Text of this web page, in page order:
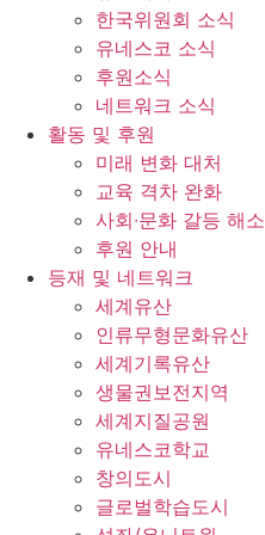
한국위원회 소식
유네스코 소식
후원소식
네트워크 소식
활동 및 후원
미래 변화 대처
교육 격차 완화
사회∙문화 갈등 해소
후원 안내
등재 및 네트워크
세계유산
인류무형문화유산
세계기록유산
생물권보전지역
세계지질공원
유네스코학교
창의도시
글로벌학습도시